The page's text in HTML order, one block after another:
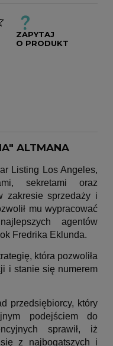
ZAPYTAJ
O PRODUKT
ALTMANA
Listing Los Angeles,
sekretami oraz
zakresie sprzedaży i
mu wypracować
agentów
Fredrika Eklunda.
która pozwoliła
i stanie się numerem
przedsiębiorcy, który
podejściem do
sprawił, iż
z najbogatszych i